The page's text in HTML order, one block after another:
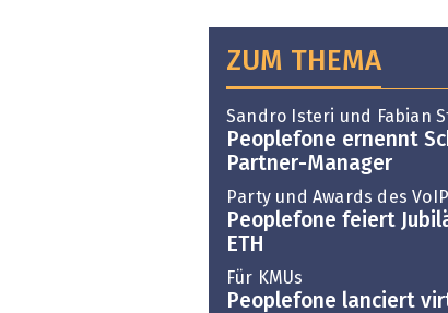
ZUM THEMA
Sandro Isteri und Fabian
Peoplefone ernennt
Partner-Manager
Party und Awards des
Peoplefone feiert
ETH
Für KMUs
Peoplefone lanciert